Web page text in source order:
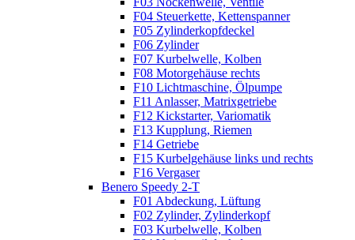
F04 Steuerkette, Kettenspanner
F05 Zylinderkopfdeckel
F06 Zylinder
F07 Kurbelwelle, Kolben
F08 Motorgehäuse rechts
F10 Lichtmaschine, Ölpumpe
F11 Anlasser, Matrixgetriebe
F12 Kickstarter, Variomatik
F13 Kupplung, Riemen
F14 Getriebe
F15 Kurbelgehäuse links und rechts
F16 Vergaser
Benero Speedy 2-T
F01 Abdeckung, Lüftung
F02 Zylinder, Zylinderkopf
F03 Kurbelwelle, Kolben